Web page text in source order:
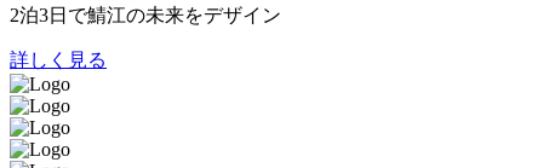
2泊3日で鯖江の未来をデザイン
詳しく見る